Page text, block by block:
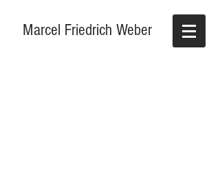
Marcel Friedrich Weber